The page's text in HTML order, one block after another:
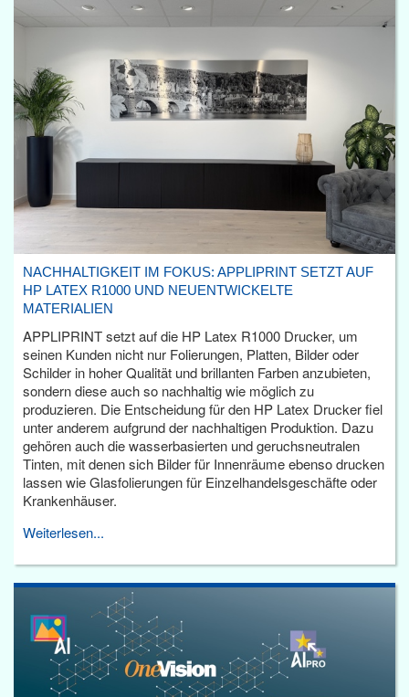
NACHHALTIGKEIT IM FOKUS: APPLIPRINT SETZT AUF
HP LATEX R1000 UND NEUENTWICKELTE
MATERIALIEN
APPLIPRINT setzt auf die HP Latex R1000 Drucker, um
seinen Kunden nicht nur Folierungen, Platten, Bilder oder
Schilder in hoher Qualität und brillanten Farben anzubieten,
sondern diese auch so nachhaltig wie möglich zu
produzieren. Die Entscheidung für den HP Latex Drucker fiel
unter anderem aufgrund der nachhaltigen Produktion. Dazu
gehören auch die wasserbasierten und geruchsneutralen
Tinten, mit denen sich Bilder für Innenräume ebenso drucken
lassen wie Glasfolierungen für Einzelhandelsgeschäfte oder
Krankenhäuser.
Weiterlesen...